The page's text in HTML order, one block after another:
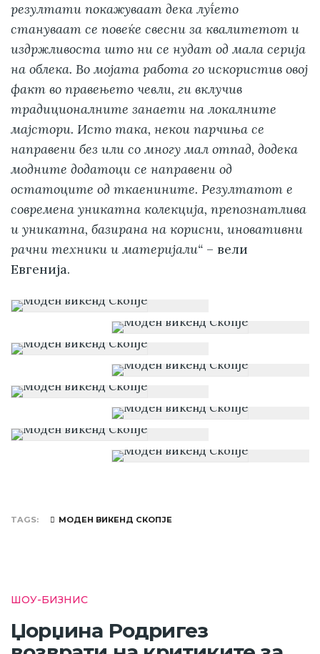
резултати покажуваат дека луѓето
стануваат се повеќе свесни за квалитетот и
издржливоста што ни се нудат од мала серија
на облека. Во мојата работа го искористив овој
факт во правењето чевли, ги вклучив
традиционалните занаети на локалните
мајстори. Исто така, некои парчиња се
направени без или со многу мал отпад, додека
модните додатоци се направени од
остатоците од ткаенините. Резултатот е
современа уникатна колекција, препознатлива
и уникатна, базирана на корисни, иновативни
рачни техники и материјали“ – вели
Евгенија.
TAGS МОДЕН ВИКЕНД СКОПЈЕ
ШОУ-БИЗНИС
Џорџина Родригез